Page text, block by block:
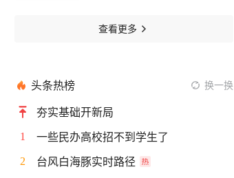
查看更多
头条热榜 换一换
夯实基础开新局
1 一些民办高校招不到学生了
2 台风白海豚实时路径